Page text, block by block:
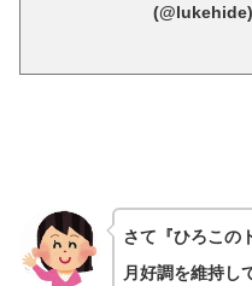
(@lukehide)
さて『ひろこの
月好調を維持し